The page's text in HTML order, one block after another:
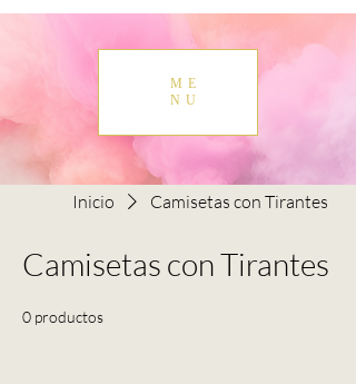
ME
NU
Inicio Camisetas con Tirantes
Camisetas con Tirantes
0 productos